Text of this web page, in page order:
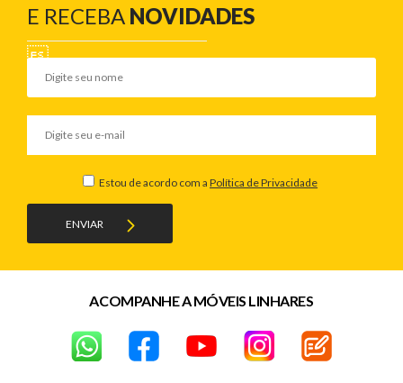
E RECEBA NOVIDADES
ENVIAR
Estou de acordo com a Política de Privacidade
ACOMPANHE A MÓVEIS LINHARES